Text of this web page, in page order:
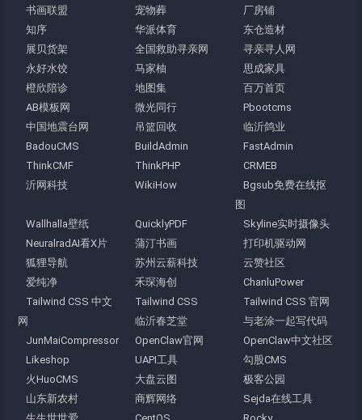
书画联盟
宠物葬
厂房铺
知序
华派体育
东仓造材
展贝货架
全国救助寻亲网
寻亲寻人网
永好水饺
马家柚
思成家具
橙欣陪诊
地图集
百万首页
AB模板网
微光同行
Pbootcms
中国地震台网
吊篮回收
临沂鸽业
BadouCMS
BuildAdmin
FastAdmin
ThinkCMF
ThinkPHP
CRMEB
沂网科技
WikiHow
Bgsub免费在线抠
图
Wallhalla壁纸
QuicklyPDF
Skyline实时摄像头
NeuralradAI看X片
蒲汀书画
打印机驱动网
狐狸导航
苏州云薪科技
云赞社区
爱纯净
禾琛海创
ChanluPower
Tailwind CSS 中文
网
Tailwind CSS
Tailwind CSS 官网
临沂春芝堂
与老涂一起写代码
JunMaiCompressor
OpenClaw官网
OpenClaw中文社区
Likeshop
UAPI工具
勾股CMS
火HuoCMS
大盘云图
极客公园
山东新农村
商辉网络
Sejda在线工具